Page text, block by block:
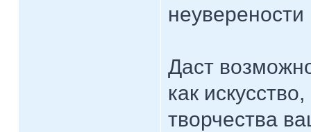
Даст
как
творчества